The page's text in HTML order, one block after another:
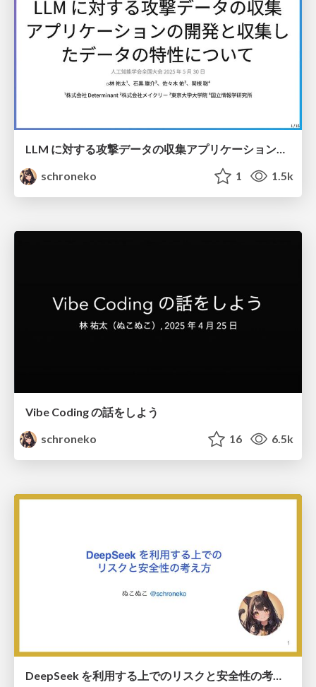
LLM に対する攻撃データの収集アプリケーションの開発と収集したデータの特性について
schroneko
1 1.5k
Vibe Coding の話をしよう
schroneko
16 6.5k